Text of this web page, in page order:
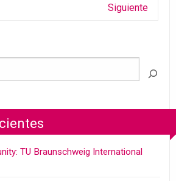
Siguiente
TU Braunschweig International